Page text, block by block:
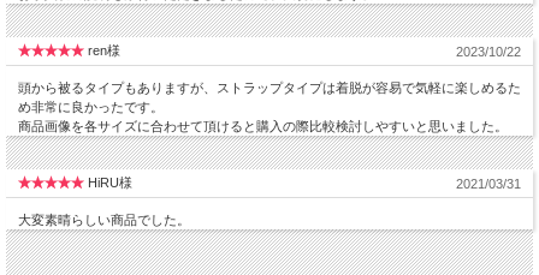
ren様 2023/10/22
頭から被るタイプもありますが、ストラップタイプは着脱が容易で気軽に楽しめるた
め非常に良かったです。
商品画像を各サイズに合わせて頂けると購入の際比較検討しやすいと思いました。
HiRU様 2021/03/31
大変素晴らしい商品でした。